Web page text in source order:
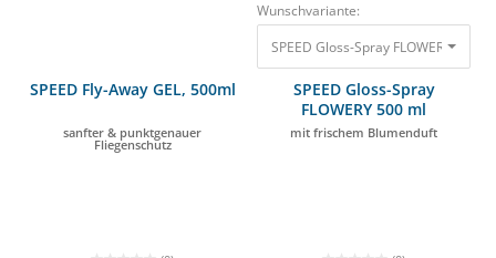
SPEED Fly-Away GEL, 500ml
sanfter & punktgenauer
Fliegenschutz
Wunschvariante:
SPEED Gloss-Spray FLOWERY
SPEED Gloss-Spray
FLOWERY 500 ml
mit frischem Blumenduft